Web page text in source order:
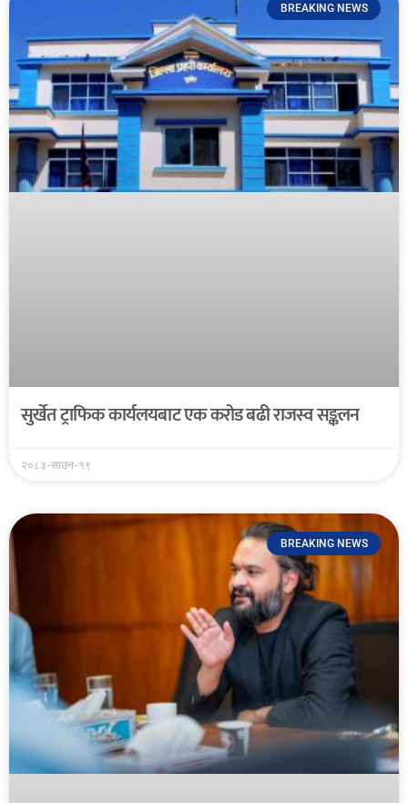
BREAKING NEWS
सुर्खेत ट्राफिक कार्यलयबाट एक करोड बढी राजस्व सङ्कलन
२०८३-साउन-१९
BREAKING NEWS